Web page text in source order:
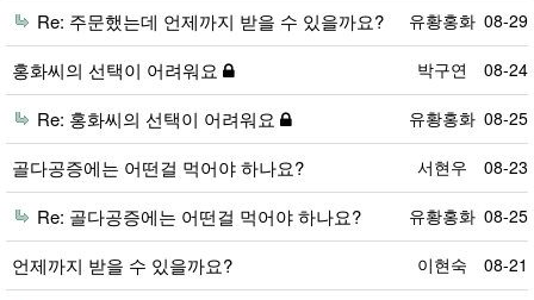
Re: 주문했는데 언제까지 받을 수 있을까요? 유황홍화 08-29
홍화씨의 선택이 어려워요 박구연 08-24
Re: 홍화씨의 선택이 어려워요 유황홍화 08-25
골다공증에는 어떤걸 먹어야 하나요? 서현우 08-23
Re: 골다공증에는 어떤걸 먹어야 하나요? 유황홍화 08-25
언제까지 받을 수 있을까요? 이현숙 08-21